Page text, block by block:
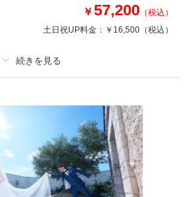
撮影日の空き
￥57,200 （税込）
土日祝UP料金： ￥16,500 （税込）
新郎衣装1着
小物一式
データ 台紙付写真
会食 挙式
家族用衣装レンタル ペットと撮影